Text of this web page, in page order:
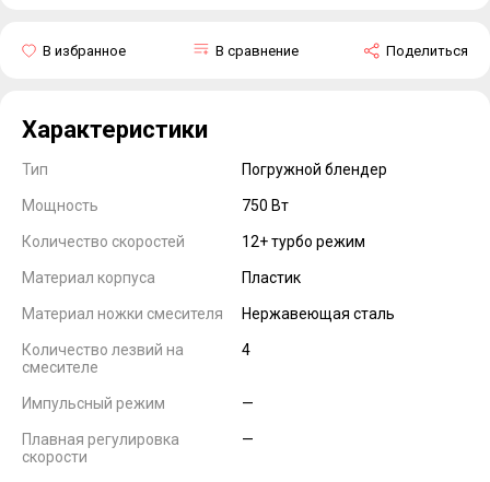
Поделиться
В сравнение
В избранное
Характеристики
Тип Погружной блендер
Мощность 750 Вт
Количество скоростей 12+ турбо режим
Материал корпуса Пластик
Материал ножки смесителя Нержавеющая сталь
Количество лезвий на
смесителе
4
Импульсный режим —
Плавная регулировка
скорости
—